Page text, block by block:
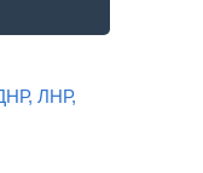
ЛНР,